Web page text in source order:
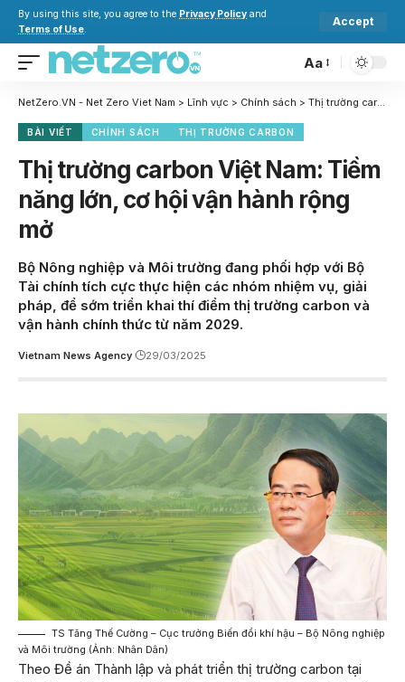
By using this site, you agree to the Privacy Policy and
Terms of Use.
Accept
Aa
NetZero.VN - Net Zero Viet Nam > Lĩnh vực > Chính sách > Thị trường carbon Việt Nam: Tiềm năng lớn, cơ hội vận hành rộng mở
BÀI VIẾT CHÍNH SÁCH THỊ TRƯỜNG CARBON
Thị trường carbon Việt Nam: Tiềm
năng lớn, cơ hội vận hành rộng
mở
Bộ Nông nghiệp và Môi trường đang phối hợp với Bộ
Tài chính tích cực thực hiện các nhóm nhiệm vụ, giải
pháp, để sớm triển khai thí điểm thị trường carbon và
vận hành chính thức từ năm 2029.
Vietnam News Agency 29/03/2025
TS Tăng Thế Cường – Cục trưởng Biến đổi khí hậu – Bộ Nông nghiệp
và Môi trường (Ảnh: Nhân Dân)
Theo Đề án Thành lập và phát triển thị trường carbon tại